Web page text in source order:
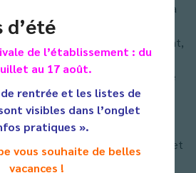
d’été
de l’établissement : du
au 17 août.
rentrée et les listes de
visibles dans l’onglet
pratiques ».
vous souhaite de belles
vacances !
le lendemain ! Dur, dur, la
que c’est dans une Maison des
Blanc, chef d’établissement,
de leur présence, en
certaine émotion, à la fois sa fierté
bons résultats obtenus, encore
« Un bon cru » s’est elle
Non sans une certaine
souhaité « une belle vie » et
qu’ils faisaient désormais partie